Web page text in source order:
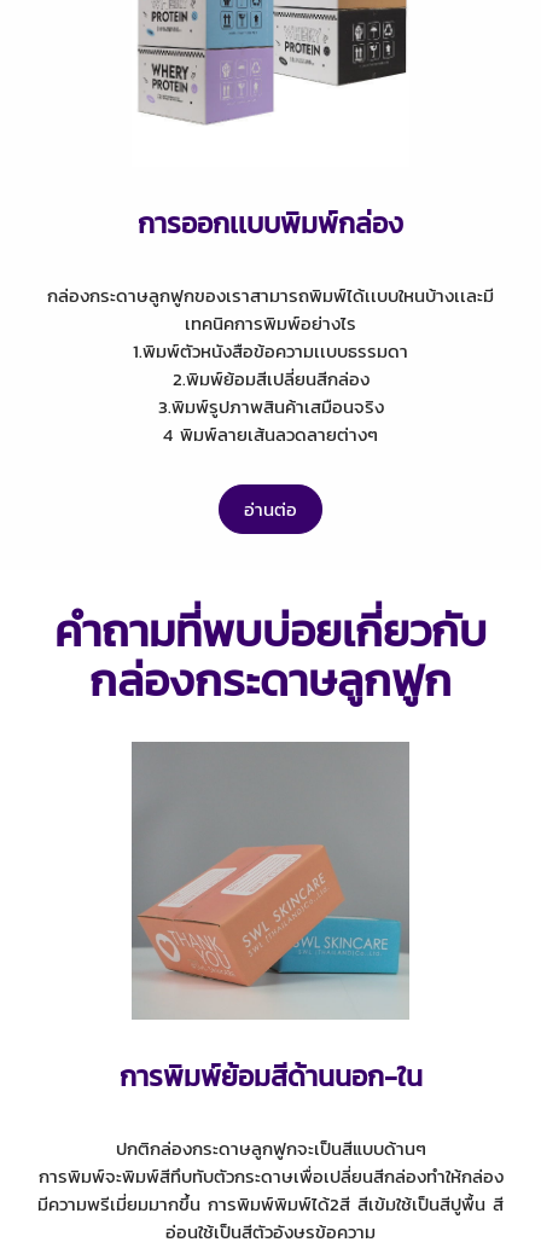
การออกเเบบพิมพ์กล่อง
กล่องกระดาษลูกฟูกของเราสามารถพิมพ์ได้เเบบใหนบ้างเเละมี
เทคนิคการพิมพ์อย่างไร
1.พิมพ์ตัวหนังสือข้อความเเบบธรรมดา
2.พิมพ์ย้อมสีเปลี่ยนสีกล่อง
3.พิมพ์รูปภาพสินค้าเสมือนจริง
4 พิมพ์ลายเส้นลวดลายต่างๆ
อ่านต่อ
คำถามที่พบบ่อยเกี่ยวกับ
กล่องกระดาษลูกฟูก
การพิมพ์ย้อมสีด้านนอก-ใน
ปกติกล่องกระดาษลูกฟูกจะเป็นสีแบบด้านๆ
การพิมพ์จะพิมพ์สีทึบทับตัวกระดาษเพื่อเปลี่ยนสีกล่องทำให้กล่อง
มีความพรีเมี่ยมมากขึ้น การพิมพ์พิมพ์ได้2สี สีเข้มใช้เป็นสีปูพื้น สี
อ่อนใช้เป็นสีตัวอังษรข้อความ